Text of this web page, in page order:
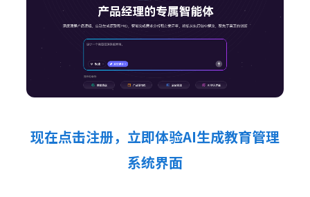
现在点击注册，立即体验AI生成教育管理
系统界面